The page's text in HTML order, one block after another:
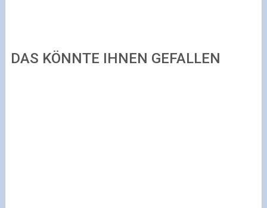
DAS KÖNNTE IHNEN GEFALLEN